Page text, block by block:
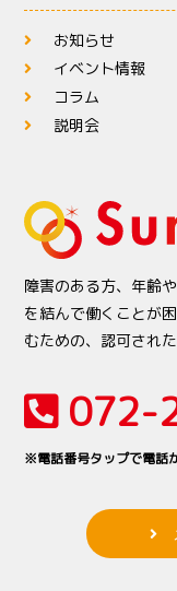
お知らせ
イベント情報
コラム
説明会
障害のある方、年齢
を結んで働くことが
むための、認可され
072-
※電話番号タップで電話